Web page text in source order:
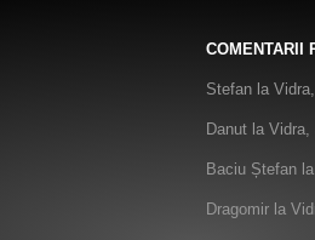
COMENTARII
Stefan la
Danut la Vidra,
Baciu Ștefan la
Dragomir la